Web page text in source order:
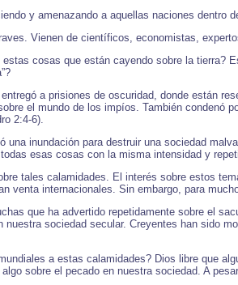
y amenazando a aquellas naciones dentro
Vienen de científicos, economistas,
cosas que están cayendo sobre la tierra?
a prisiones de oscuridad, donde están
el mundo de los impíos. También condenó
2:4-6).
inundación para destruir una sociedad
esas cosas con la misma intensidad y
tales calamidades. El interés sobre estos
internacionales. Sin embargo, para
que ha advertido repetidamente sobre el
sociedad secular. Creyentes han sido
a estas calamidades? Dios libre que
sobre el pecado en nuestra sociedad. A